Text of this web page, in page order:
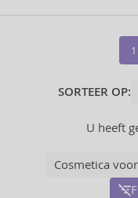
1
SORTEER OP:
U heeft
Cosmetica